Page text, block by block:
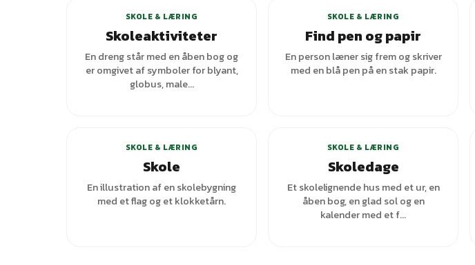
SKOLE & LÆRING
Skoleaktiviteter
En dreng står med en åben bog og
er omgivet af symboler for blyant,
globus, male...
SKOLE & LÆRING
Find pen og papir
En person læner sig frem og skriver
med en blå pen på en stak papir.
SKOLE & LÆRING
Skole
En illustration af en skolebygning
med et flag og et klokketårn.
SKOLE & LÆRING
Skoledage
Et skolelignende hus med et ur, en
åben bog, en glad sol og en
kalender med et f...